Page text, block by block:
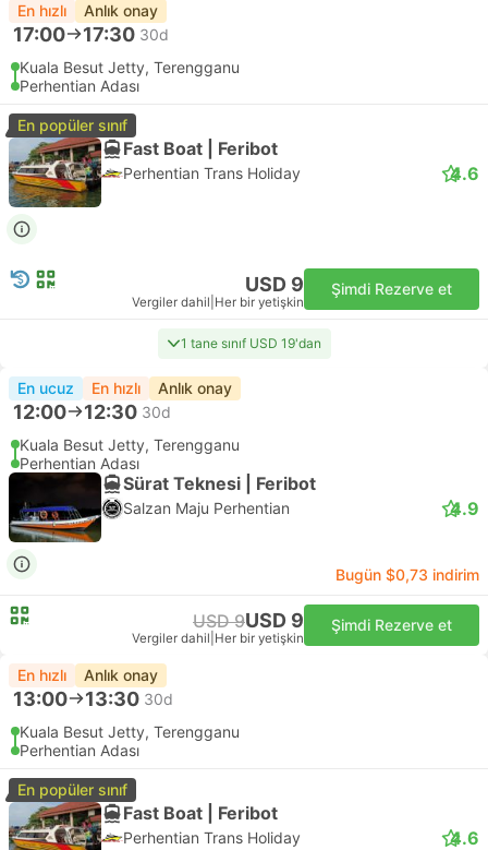
En hızlı Anlık onay
17:00 17:30 30d
Kuala Besut Jetty, Terengganu
Perhentian Adası
En popüler sınıf
Fast Boat | Feribot
Perhentian Trans Holiday 4.6
USD 9
Vergiler dahil Her bir yetişkin
Şimdi Rezerve et
1 tane sınıf USD 19'dan
En ucuz En hızlı Anlık onay
12:00 12:30 30d
Kuala Besut Jetty, Terengganu
Perhentian Adası
Sürat Teknesi | Feribot
Salzan Maju Perhentian 4.9
Bugün $0,73 indirim
USD 9USD 9
Vergiler dahil Her bir yetişkin
Şimdi Rezerve et
En hızlı Anlık onay
13:00 13:30 30d
Kuala Besut Jetty, Terengganu
Perhentian Adası
En popüler sınıf
Fast Boat | Feribot
Perhentian Trans Holiday 4.6